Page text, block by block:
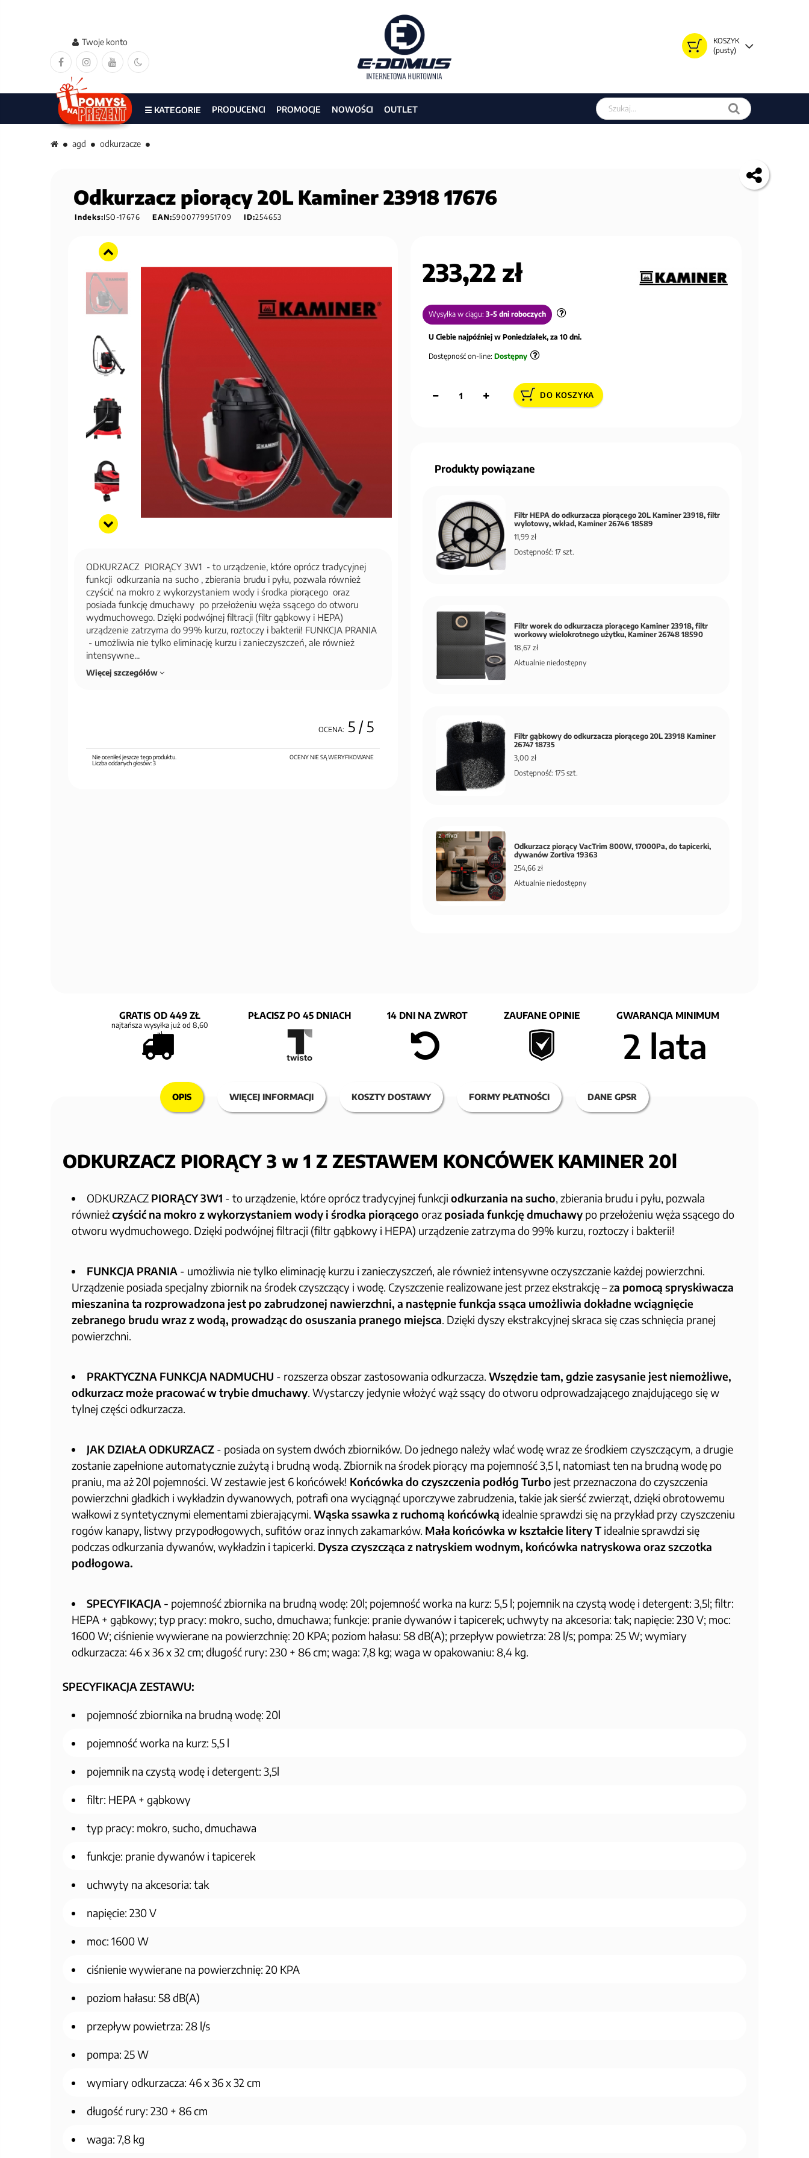
KOSZYK
(pusty)
Twoje konto
Szukaj w sklepie
☰ KATEGORIE PRODUCENCI PROMOCJE NOWOŚCI OUTLET
agd odkurzacze
Odkurzacz piorący 20L Kaminer 23918 17676
Indeks:ISO-17676 EAN:5900779951709 ID:254653
ODKURZACZ PIORĄCY 3W1 - to urządzenie, które oprócz tradycyjnej
funkcji odkurzania na sucho , zbierania brudu i pyłu, pozwala również
czyścić na mokro z wykorzystaniem wody i środka piorącego oraz
posiada funkcję dmuchawy po przełożeniu węża ssącego do otworu
wydmuchowego. Dzięki podwójnej filtracji (filtr gąbkowy i HEPA)
urządzenie zatrzyma do 99% kurzu, roztoczy i bakterii! FUNKCJA PRANIA
- umożliwia nie tylko eliminację kurzu i zanieczyszczeń, ale również
intensywne...
Więcej szczegółów
OCENA: 5/ 5
OCENY NIE SĄ WERYFIKOWANE
Nie oceniłeś jeszcze tego produktu.
Liczba oddanych głosów:3
233,22 zł
Wysyłka w ciągu: 3-5 dni roboczych
U Ciebie najpóźniej w Poniedziałek, za 10 dni.
Dostępność on-line: Dostępny
DO KOSZYKA
Produkty powiązane
Filtr HEPA do odkurzacza piorącego 20L Kaminer 23918, filtr
wylotowy, wkład, Kaminer 26746 18589
11,99 zł
Dostępność: 17 szt.
Filtr worek do odkurzacza piorącego Kaminer 23918, filtr
workowy wielokrotnego użytku, Kaminer 26748 18590
18,67 zł
Aktualnie niedostępny
Filtr gąbkowy do odkurzacza piorącego 20L 23918 Kaminer
26747 18735
3,00 zł
Dostępność: 175 szt.
Odkurzacz piorący VacTrim 800W, 17000Pa, do tapicerki,
dywanów Zortiva 19363
254,66 zł
Aktualnie niedostępny
GRATIS OD 449 ZŁ
najtańsza wysyłka już od 8,60
zł
PŁACISZ PO 45 DNIACH 14 DNI NA ZWROT ZAUFANE OPINIE GWARANCJA MINIMUM
2 lata
OPIS WIĘCEJ INFORMACJI KOSZTY DOSTAWY FORMY PŁATNOŚCI DANE GPSR
ODKURZACZ PIORĄCY 3 w 1 Z ZESTAWEM KONCÓWEK KAMINER 20l
ODKURZACZ PIORĄCY 3W1 - to urządzenie, które oprócz tradycyjnej funkcji odkurzania na sucho, zbierania brudu i pyłu, pozwala
równieżczyścić na mokro z wykorzystaniem wody i środka piorącego oraz posiada funkcję dmuchawy po przełożeniu węża ssącego do
otworu wydmuchowego. Dzięki podwójnej filtracji (filtr gąbkowy i HEPA) urządzenie zatrzyma do 99% kurzu, roztoczy i bakterii!
FUNKCJA PRANIA - umożliwia nie tylko eliminację kurzu i zanieczyszczeń, ale również intensywne oczyszczanie każdej powierzchni.
Urządzenie posiada specjalny zbiornik na środek czyszczący i wodę. Czyszczenie realizowane jest przez ekstrakcję – za pomocą spryskiwacza
mieszanina ta rozprowadzona jest po zabrudzonej nawierzchni, a następnie funkcja ssąca umożliwia dokładne wciągnięcie
zebranego brudu wraz z wodą, prowadząc do osuszania pranego miejsca. Dzięki dyszy ekstrakcyjnej skraca się czas schnięcia pranej
powierzchni.
PRAKTYCZNA FUNKCJA NADMUCHU - rozszerza obszar zastosowania odkurzacza. Wszędzie tam, gdzie zasysanie jest niemożliwe,
odkurzacz może pracować w trybie dmuchawy. Wystarczy jedynie włożyć wąż ssący do otworu odprowadzającego znajdującego się w
tylnej części odkurzacza.
JAK DZIAŁA ODKURZACZ - posiada on system dwóch zbiorników. Do jednego należy wlać wodę wraz ze środkiem czyszczącym, a drugie
zostanie zapełnione automatycznie zużytą i brudną wodą. Zbiornik na środek piorący ma pojemność 3,5 l, natomiast ten na brudną wodę po
praniu, ma aż 20l pojemności. W zestawie jest 6 końcówek! Końcówka do czyszczenia podłóg Turbo jest przeznaczona do czyszczenia
powierzchni gładkich i wykładzin dywanowych, potrafi ona wyciągnąć uporczywe zabrudzenia, takie jak sierść zwierząt, dzięki obrotowemu
wałkowi z syntetycznymi elementami zbierającymi. Wąska ssawka z ruchomą końcówką idealnie sprawdzi się na przykład przy czyszczeniu
rogów kanapy, listwy przypodłogowych, sufitów oraz innych zakamarków. Mała końcówka w kształcie litery Tidealnie sprawdzi się
podczas odkurzania dywanów, wykładzin i tapicerki. Dysza czyszcząca z natryskiem wodnym, końcówka natryskowa oraz szczotka
podłogowa.
SPECYFIKACJA - pojemność zbiornika na brudną wodę: 20l; pojemność worka na kurz: 5,5 l; pojemnik na czystą wodę i detergent: 3,5l; filtr:
HEPA + gąbkowy; typ pracy: mokro, sucho, dmuchawa; funkcje: pranie dywanów i tapicerek; uchwyty na akcesoria: tak; napięcie: 230 V; moc:
1600 W; ciśnienie wywierane na powierzchnię: 20 KPA; poziom hałasu: 58 dB(A); przepływ powietrza: 28 l/s; pompa: 25 W; wymiary
odkurzacza: 46 x 36 x 32 cm; długość rury: 230 + 86 cm; waga: 7,8 kg; waga w opakowaniu: 8,4 kg.
SPECYFIKACJA ZESTAWU:
pojemność zbiornika na brudną wodę: 20l
pojemność worka na kurz: 5,5 l
pojemnik na czystą wodę i detergent: 3,5l
filtr: HEPA + gąbkowy
typ pracy: mokro, sucho, dmuchawa
funkcje: pranie dywanów i tapicerek
uchwyty na akcesoria: tak
napięcie: 230 V
moc: 1600 W
ciśnienie wywierane na powierzchnię: 20 KPA
poziom hałasu: 58 dB(A)
przepływ powietrza: 28 l/s
pompa: 25 W
wymiary odkurzacza: 46 x 36 x 32 cm
długość rury: 230 + 86 cm
waga: 7,8 kg